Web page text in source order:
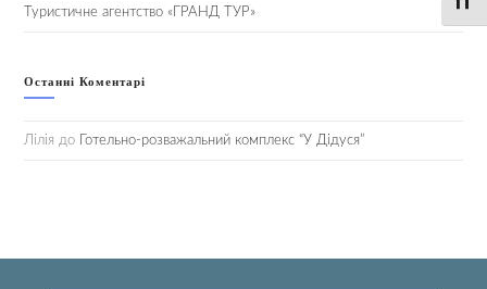
Туристичне агентство «ГРАНД ТУР»
Останні Коментарі
Лілія до Готельно-розважальний комплекс “У Дідуся”